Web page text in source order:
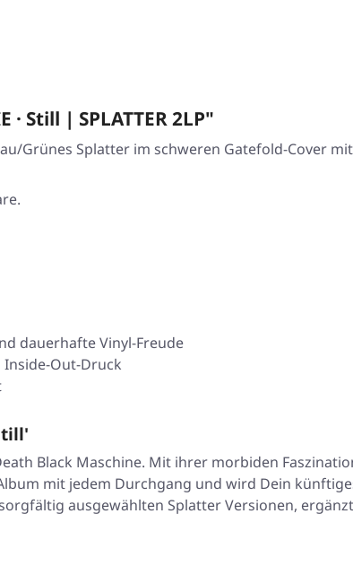
Still | SPLATTER 2LP"
Grünes Splatter im schweren Gatefold-Cover
dauerhafte Vinyl-Freude
Inside-Out-Druck
Black Maschine. Mit ihrer morbiden
mit jedem Durchgang und wird Dein
ausgewählten Splatter Versionen,